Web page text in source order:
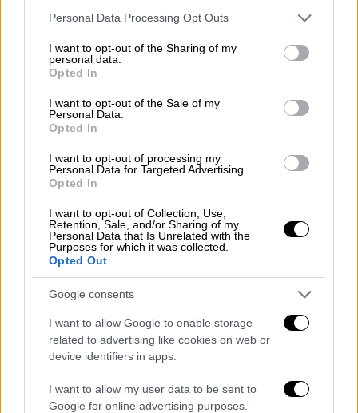
Please note that this website/app uses one or more Google
not limited to your visit or usage behaviour. You may click to
grant or deny consent to Google and its third-party tags to
use your data for below specified purposes in below Google
consent section.
Personal Data Processing Opt Outs
I want to opt-out of the Sharing of my
personal data.
Opted In
I want to opt-out of the Sale of my
Personal Data.
Opted In
I want to opt-out of processing my
Personal Data for Targeted Advertising.
Opted In
I want to opt-out of Collection, Use,
Retention, Sale, and/or Sharing of my
Personal Data that Is Unrelated with the
Purposes for which it was collected.
Opted Out
Google consents
I want to allow Google to enable storage
related to advertising like cookies on web or
device identifiers in apps.
I want to allow my user data to be sent to
Google for online advertising purposes.
δυσκολεύουν ακόμη περισσότερο τη
χρειάζεταιμία ολόκληρη ημέρα μόνο για να
μεταγράψει μια επιστολή δύο σελίδων
γεμάτη άγνωστα σύμβολα.
Πώς η AI επιταχύνει την
αποκρυπτογράφηση
Η τεχνητή νοημοσύνη
επιταχύνει σημαντικάτη διαδικασία. Η
Μισέλ Βάλντισπιουλ, καθηγήτρια γερμανικής
γλωσσολογίας στο Πανεπιστήμιο του Όσλο,
χρησιμοποίησε μαζί με συνεργάτες της την
online πλατφόρμα AI Transkribus για να
μεταγράψει μια μυστική επιστολή
του
ευγενούς Ζίγκμουντ Χόισνερ φον
Βάντερσλεμπεν προς τον Σουηδό
καγκελάριο Άξελ Οξενστιέρνα το 1637, κατά
τη διάρκεια του Τριακονταετούς Πολέμου.